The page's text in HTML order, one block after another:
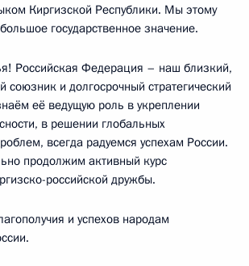
Киргизской Республики. Мы этому
государственное значение.
Российская Федерация – наш близкий,
и долгосрочный стратегический
её ведущую роль в укреплении
в решении глобальных
всегда радуемся успехам России.
продолжим активный курс
российской дружбы.
и успехов народам